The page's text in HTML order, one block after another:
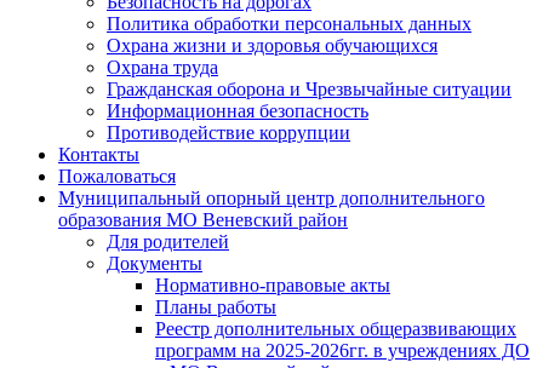
Политика обработки персональных данных
Охрана жизни и здоровья обучающихся
Охрана труда
Гражданская оборона и Чрезвычайные ситуации
Информационная безопасность
Противодействие коррупции
Контакты
Пожаловаться
Муниципальный опорный центр дополнительного
образования МО Веневский район
Для родителей
Документы
Нормативно-правовые акты
Планы работы
Реестр дополнительных общеразвивающих
программ на 2025-2026гг. в учреждениях ДО